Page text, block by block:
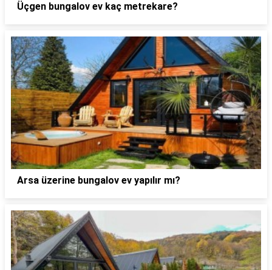
Üçgen bungalov ev kaç metrekare?
Arsa üzerine bungalov ev yapılır mı?